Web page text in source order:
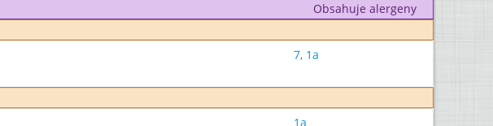
Obsahuje alergeny
7, 1a
1a